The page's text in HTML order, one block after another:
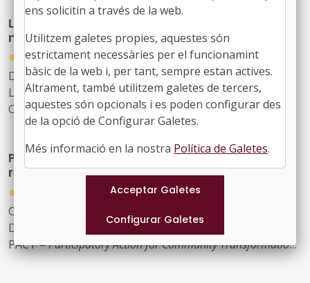
de la gestió urbana: la transformació de la ciutat
existent, les infraestructures municipals, l’aplicació
pràctica de la tecnologia i la IA en la gestió pública
LocalCiber: Congrés de ciberseguretat del
món local
●
23/07/2026
Data: 17 i 18 de setembre
Lloc: BCIN, Badalona
Organitza: Localret
Participació i col·lectius infrarepresentats:
reptes en la definició de polítiques públiques
●
Organitzada pel Fons Català de Cooperació al
Desenvolupament, en el marc del projecte europeu
PACT –Participatory Action for Community Transformation
Lloc: Centre Cívic Cotxers de Sants (Barcelona)
ens solicitin a través de la web.
Utilitzem galetes propies, aquestes són
estrictament necessàries per el funcionamint
bàsic de la web i, per tant, sempre estan actives.
Altrament, també utilitzem galetes de tercers,
aquestes són opcionals i es poden configurar des
de la opció de Configurar Galetes.
Més informació en la nostra Política de Galetes.